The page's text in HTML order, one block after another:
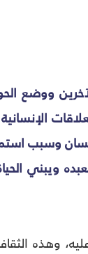
ووضع
وسبب
ويبني
وهذه